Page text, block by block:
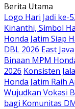
Langsung
ke
konten
Berita Utama
Logo Hari Jadi ke-
Kinanthi, Simbol
Honda Jatim Siap
DBL 2026 East
Binaan MPM
2026 Konsisten
Honda Jatim Raih
Wujudkan Vokasi
bagi Komunitas